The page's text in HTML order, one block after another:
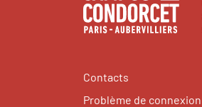
Contacts
Problème de connexion